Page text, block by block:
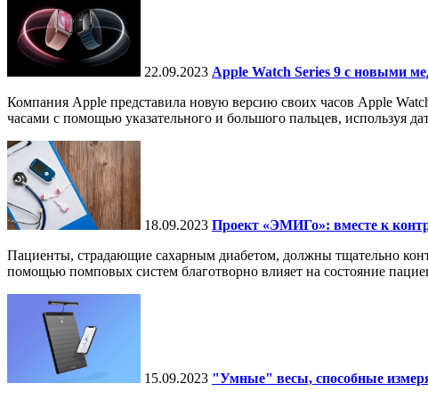
22.09.2023 Apple Watch Series 9 с новыми
Компания Apple представила новую версию своих часов Apple
часами с помощью указательного и большого пальцев, используя
18.09.2023 Проект «ЭМИГо»: вместе к
Пациенты, страдающие сахарным диабетом, должны тщательно
помощью помповых систем благотворно влияет на состояние
15.09.2023 "Умные" весы, способные